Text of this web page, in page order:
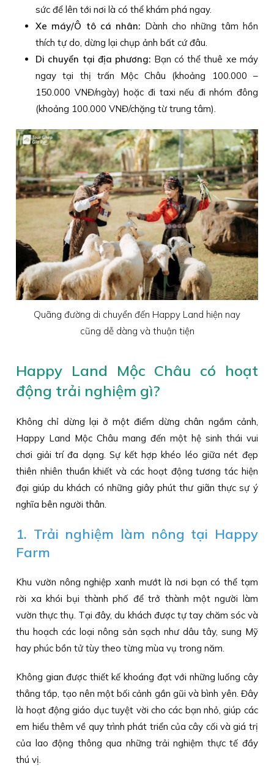
sức để lên tới nơi là có thể khám phá ngay.
Xe máy/Ô tô cá nhân: Dành cho những tâm hồn
thích tự do, dừng lại chụp ảnh bất cứ đâu.
Di chuyển tại địa phương: Bạn có thể thuê xe máy
ngay tại thị trấn Mộc Châu (khoảng 100.000 –
150.000 VNĐ/ngày) hoặc đi taxi nếu đi nhóm đông
(khoảng 100.000 VNĐ/chặng từ trung tâm).
Quãng đường di chuyển đến Happy Land hiện nay
cũng dễ dàng và thuận tiện
Happy Land Mộc Châu có hoạt
động trải nghiệm gì?
Không chỉ dừng lại ở một điểm dừng chân ngắm cảnh,
Happy Land Mộc Châu mang đến một hệ sinh thái vui
chơi giải trí đa dạng. Sự kết hợp khéo léo giữa nét đẹp
thiên nhiên thuần khiết và các hoạt động tương tác hiện
đại giúp du khách có những giây phút thư giãn thực sự ý
nghĩa bên người thân.
1. Trải nghiệm làm nông tại Happy
Farm
Khu vườn nông nghiệp xanh mướt là nơi bạn có thể tạm
rời xa khói bụi thành phố để trở thành một người làm
vườn thực thụ. Tại đây, du khách được tự tay chăm sóc và
thu hoạch các loại nông sản sạch như dâu tây, sung Mỹ
hay phúc bồn tử tùy theo từng mùa vụ trong năm.
Không gian được thiết kế khoáng đạt với những luống cây
thẳng tắp, tạo nên một bối cảnh gần gũi và bình yên. Đây
là hoạt động giáo dục tuyệt vời cho các bạn nhỏ, giúp các
em hiểu thêm về quy trình phát triển của cây cối và giá trị
của lao động thông qua những trải nghiệm thực tế đầy
thú vị.